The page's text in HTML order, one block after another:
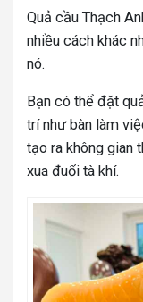
Quả cầu Thạch
nhiều cách khác
nó.
Bạn có thể đặt
trí như bàn làm
tạo ra không gian
xua đuổi tà khí.